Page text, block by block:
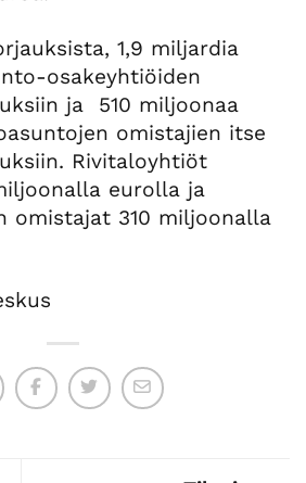
1,9 miljardia
osakeyhtiöiden
ja 510 miljoonaa
omistajien itse
Rivitaloyhtiöt
eurolla ja
omistajat 310 miljoonalla